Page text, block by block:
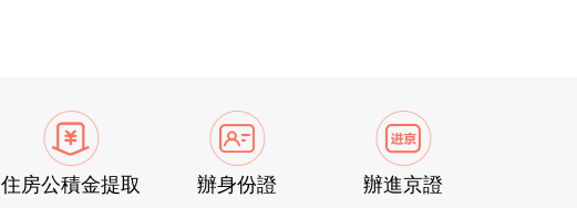
住房公積金提取 辦身份證 辦進京證